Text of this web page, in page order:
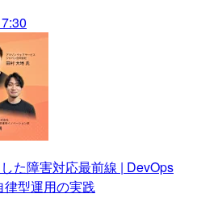
た障害対応最前線 | DevOps
型運用の実践